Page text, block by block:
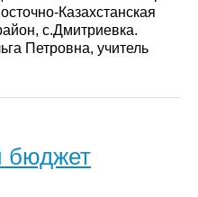
Казахстанская
с.Дмитриевка.
Петровна, учитель
бюджет